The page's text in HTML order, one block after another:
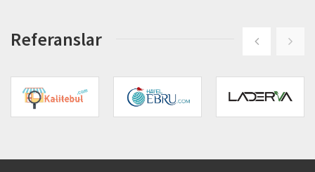
Referanslar